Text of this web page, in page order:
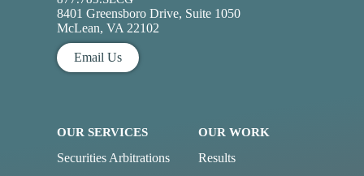
8401 Greensboro Drive, Suite 1050
McLean, VA 22102
Email Us
OUR SERVICES
Securities Arbitrations
OUR WORK
Results